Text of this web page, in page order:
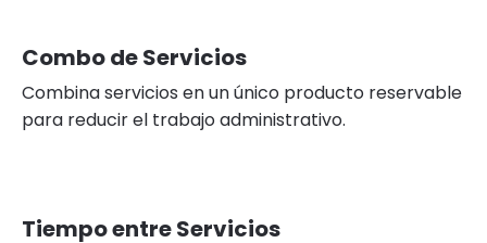
Combo de Servicios
Combina servicios en un único producto reservable
para reducir el trabajo administrativo.
Tiempo entre Servicios